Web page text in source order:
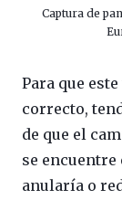
Captura de
Para que
correcto,
de que el
se encuentre
anularía o